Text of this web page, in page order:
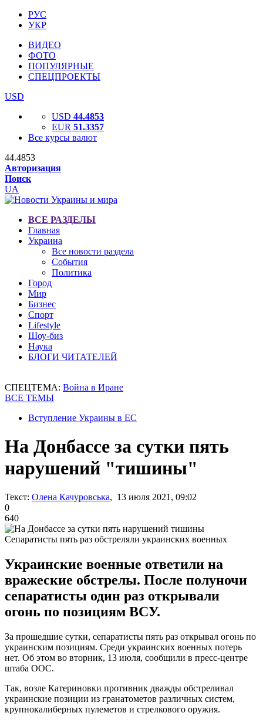
РУС
УКР
ВИДЕО
ФОТО
ПОПУЛЯРНЫЕ
СПЕЦПРОЕКТЫ
USD
USD 44.4853
EUR 51.3357
Все курсы валют
44.4853
Авторизация
Поиск
UA
ВСЕ РАЗДЕЛЫ
Главная
Украина
Все новости раздела
События
Политика
Город
Мир
Бизнес
Спорт
Lifestyle
Шоу-биз
Наука
БЛОГИ ЧИТАТЕЛЕЙ
СПЕЦТЕМА: Война в Иране
ВСЕ ТЕМЫ
Вступление Украины в ЕС
На Донбассе за сутки пять
нарушений "тишины"
Текст: Олена Качуровська, 13 июля 2021, 09:02
0
640
Сепаратисты пять раз обстреляли украинских военных
Украинские военные ответили на
вражеские обстрелы. После полуночи
сепаратисты один раз открывали
огонь по позициям ВСУ.
За прошедшие сутки, сепаратисты пять раз открывал огонь по
украинским позициям. Среди украинских военных потерь
нет. Об этом во вторник, 13 июля, сообщили в пресс-центре
штаба ООС.
Так, возле Катериновки противник дважды обстреливал
украинские позиции из гранатометов различных систем,
крупнокалиберных пулеметов и стрелкового оружия.